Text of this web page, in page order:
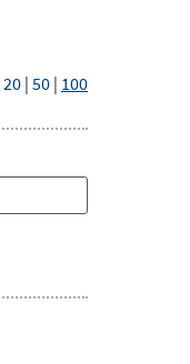
20 | 50 | 100